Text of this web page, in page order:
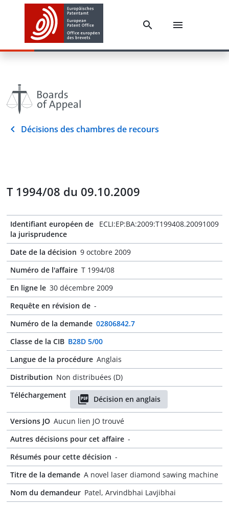
Décisions des chambres de recours
T 1994/08 du 09.10.2009
Identifiant européen de
la jurisprudence
ECLI:EP:BA:2009:T199408.20091009
Date de la décision 9 octobre 2009
Numéro de l'affaire T 1994/08
En ligne le 30 décembre 2009
Requête en révision de -
Numéro de la demande 02806842.7
Classe de la CIB B28D 5/00
Langue de la procédure Anglais
Distribution Non distribuées (D)
Téléchargement
Décision en anglais
Versions JO Aucun lien JO trouvé
Autres décisions pour cet affaire -
Résumés pour cette décision -
Titre de la demande A novel laser diamond sawing machine
Nom du demandeur Patel, Arvindbhai Lavjibhai